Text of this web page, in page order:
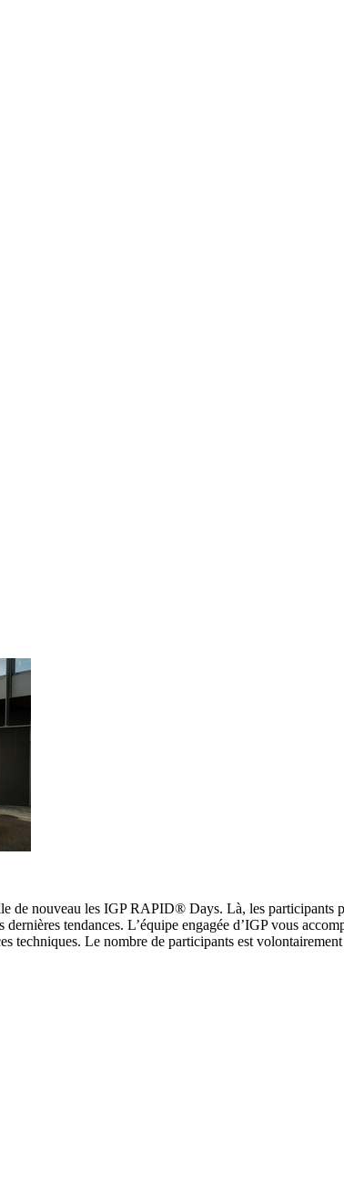
de nouveau les IGP RAPID® Days. Là, les participants
tendances. L’équipe engagée d’IGP vous
techniques. Le nombre de participants est